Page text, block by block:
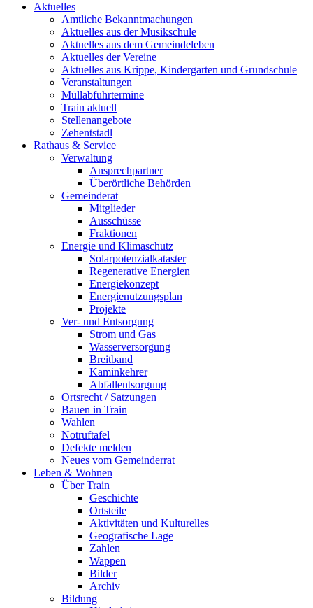
Aktuelles
Amtliche Bekanntmachungen
Aktuelles aus der Musikschule
Aktuelles aus dem Gemeindeleben
Aktuelles der Vereine
Aktuelles aus Krippe, Kindergarten und Grundschule
Veranstaltungen
Müllabfuhrtermine
Train aktuell
Stellenangebote
Zehentstadl
Rathaus & Service
Verwaltung
Ansprechpartner
Überörtliche Behörden
Gemeinderat
Mitglieder
Ausschüsse
Fraktionen
Energie und Klimaschutz
Solarpotenzialkataster
Regenerative Energien
Energiekonzept
Energienutzungsplan
Projekte
Ver- und Entsorgung
Strom und Gas
Wasserversorgung
Breitband
Kaminkehrer
Abfallentsorgung
Ortsrecht / Satzungen
Bauen in Train
Wahlen
Notruftafel
Defekte melden
Neues vom Gemeinderrat
Leben & Wohnen
Über Train
Geschichte
Ortsteile
Aktivitäten und Kulturelles
Geografische Lage
Zahlen
Wappen
Bilder
Archiv
Bildung